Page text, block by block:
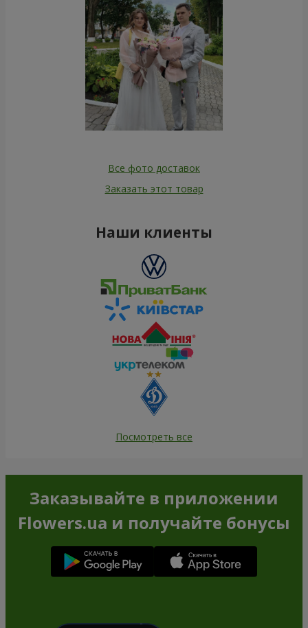
Все фото доставок
Заказать этот товар
Наши клиенты
Посмотреть все
Заказывайте в приложении
Flowers.ua и получайте бонусы